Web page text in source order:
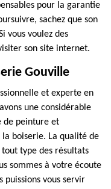
pour la garantie
sachez que son
vous voulez des
son site internet.
Gouville
et experte en
une considérable
de peinture et
boiserie. La qualité de
type des résultats
sommes à votre écoute
puissions vous servir